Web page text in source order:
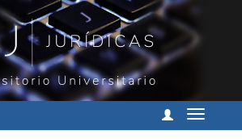
Cambiar